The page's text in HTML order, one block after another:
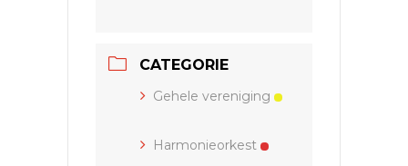
CATEGORIE
Gehele vereniging
Harmonieorkest